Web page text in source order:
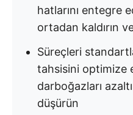
hatlarını entegre
ortadan kaldırın
Süreçleri
tahsisini optimize
darboğazları
düşürün